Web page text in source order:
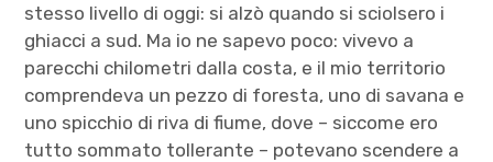
stesso livello di oggi: si alzò quando si sciolsero i
ghiacci a sud. Ma io ne sapevo poco: vivevo a
parecchi chilometri dalla costa, e il mio territorio
comprendeva un pezzo di foresta, uno di savana e
uno spicchio di riva di fiume, dove – siccome ero
tutto sommato tollerante – potevano scendere a